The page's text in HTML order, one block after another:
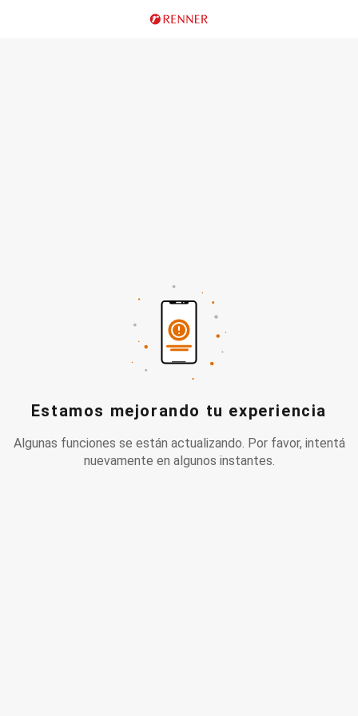
Estamos mejorando tu experiencia
Algunas funciones se están actualizando. Por favor, intentá
nuevamente en algunos instantes.